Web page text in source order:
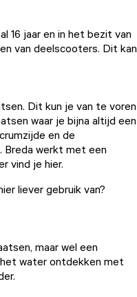
16 jaar en in het bezit van
van deelscooters. Dit kan
Dit kun je van te voren
waar je bijna altijd een
en de
Breda werkt met een
vind je hier.
liever gebruik van?
maar wel een
water ontdekken met